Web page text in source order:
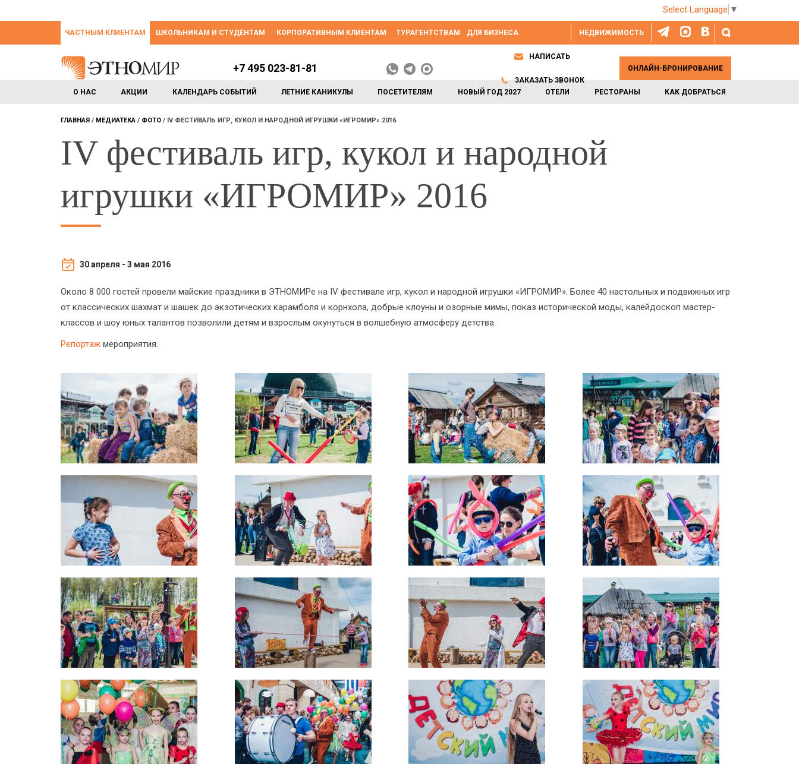
Select Language ▼
НЕДВИЖИМОСТЬ
ЧАСТНЫМ КЛИЕНТАМ ШКОЛЬНИКАМ И СТУДЕНТАМ КОРПОРАТИВНЫМ КЛИЕНТАМ ТУРАГЕНТСТВАМ ДЛЯ БИЗНЕСА
О НАС АКЦИИ КАЛЕНДАРЬ СОБЫТИЙ ЛЕТНИЕ КАНИКУЛЫ ПОСЕТИТЕЛЯМ НОВЫЙ ГОД 2027 ОТЕЛИ РЕСТОРАНЫ КАК ДОБРАТЬСЯ
+7 495 023-81-81
НАПИСАТЬ
ЗАКАЗАТЬ ЗВОНОК
ОНЛАЙН-БРОНИРОВАНИЕ
ГЛАВНАЯ МЕДИАТЕКА ФОТО IV ФЕСТИВАЛЬ ИГР, КУКОЛ И НАРОДНОЙ ИГРУШКИ «ИГРОМИР» 2016
IV фестиваль игр, кукол и народной
игрушки «ИГРОМИР» 2016
30 апреля - 3 мая 2016
Около 8 000 гостей провели майские праздники в ЭТНОМИРе на IV фестивале игр, кукол и народной игрушки «ИГРОМИР». Более 40 настольных и подвижных игр
от классических шахмат и шашек до экзотических карамболя и корнхола, добрые клоуны и озорные мимы, показ исторической моды, калейдоскоп мастер-
классов и шоу юных талантов позволили детям и взрослым окунуться в волшебную атмосферу детства.
Репортаж мероприятия.